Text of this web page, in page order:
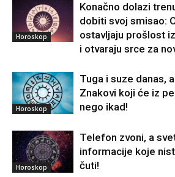
Horoskop
Konačno dolazi
dobiti svoj smisao:
ostavljaju prošlost
i otvaraju srce za
Horoskop
Tuga i suze danas,
Znakovi koji će iz
nego ikad!
Horoskop
Telefon zvoni, a
informacije koje
čuti!